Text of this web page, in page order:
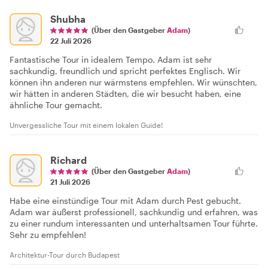
Shubha
(Über den Gastgeber Adam)
22 Juli 2026
Fantastische Tour in idealem Tempo. Adam ist sehr
sachkundig, freundlich und spricht perfektes Englisch. Wir
können ihn anderen nur wärmstens empfehlen. Wir wünschten,
wir hätten in anderen Städten, die wir besucht haben, eine
ähnliche Tour gemacht.
Unvergessliche Tour mit einem lokalen Guide!
Richard
(Über den Gastgeber Adam)
21 Juli 2026
Habe eine einstündige Tour mit Adam durch Pest gebucht.
Adam war äußerst professionell, sachkundig und erfahren, was
zu einer rundum interessanten und unterhaltsamen Tour führte.
Sehr zu empfehlen!
Architektur-Tour durch Budapest